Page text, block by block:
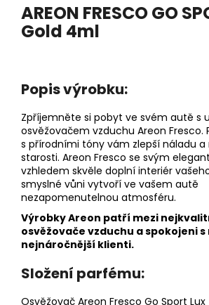
AREON FRESCO GO
Gold 4ml
Popis výrobku:
Zpříjemněte si pobyt ve svém autě s
osvěžovačem vzduchu Areon Fresco.
s přírodními tóny vám zlepší náladu
starosti. Areon Fresco se svým
vzhledem skvěle doplní interiér
smyslné vůni vytvoří ve vašem autě
nezapomenutelnou atmosféru.
Výrobky Areon patří mezi
osvěžovače vzduchu a spokojeni
nejnáročnější klienti.
Složení parfému:
Osvěžovač Areon Fresco Go Sport Lux
DĚTSKÁ
LÁHEV
NA
119
Kč